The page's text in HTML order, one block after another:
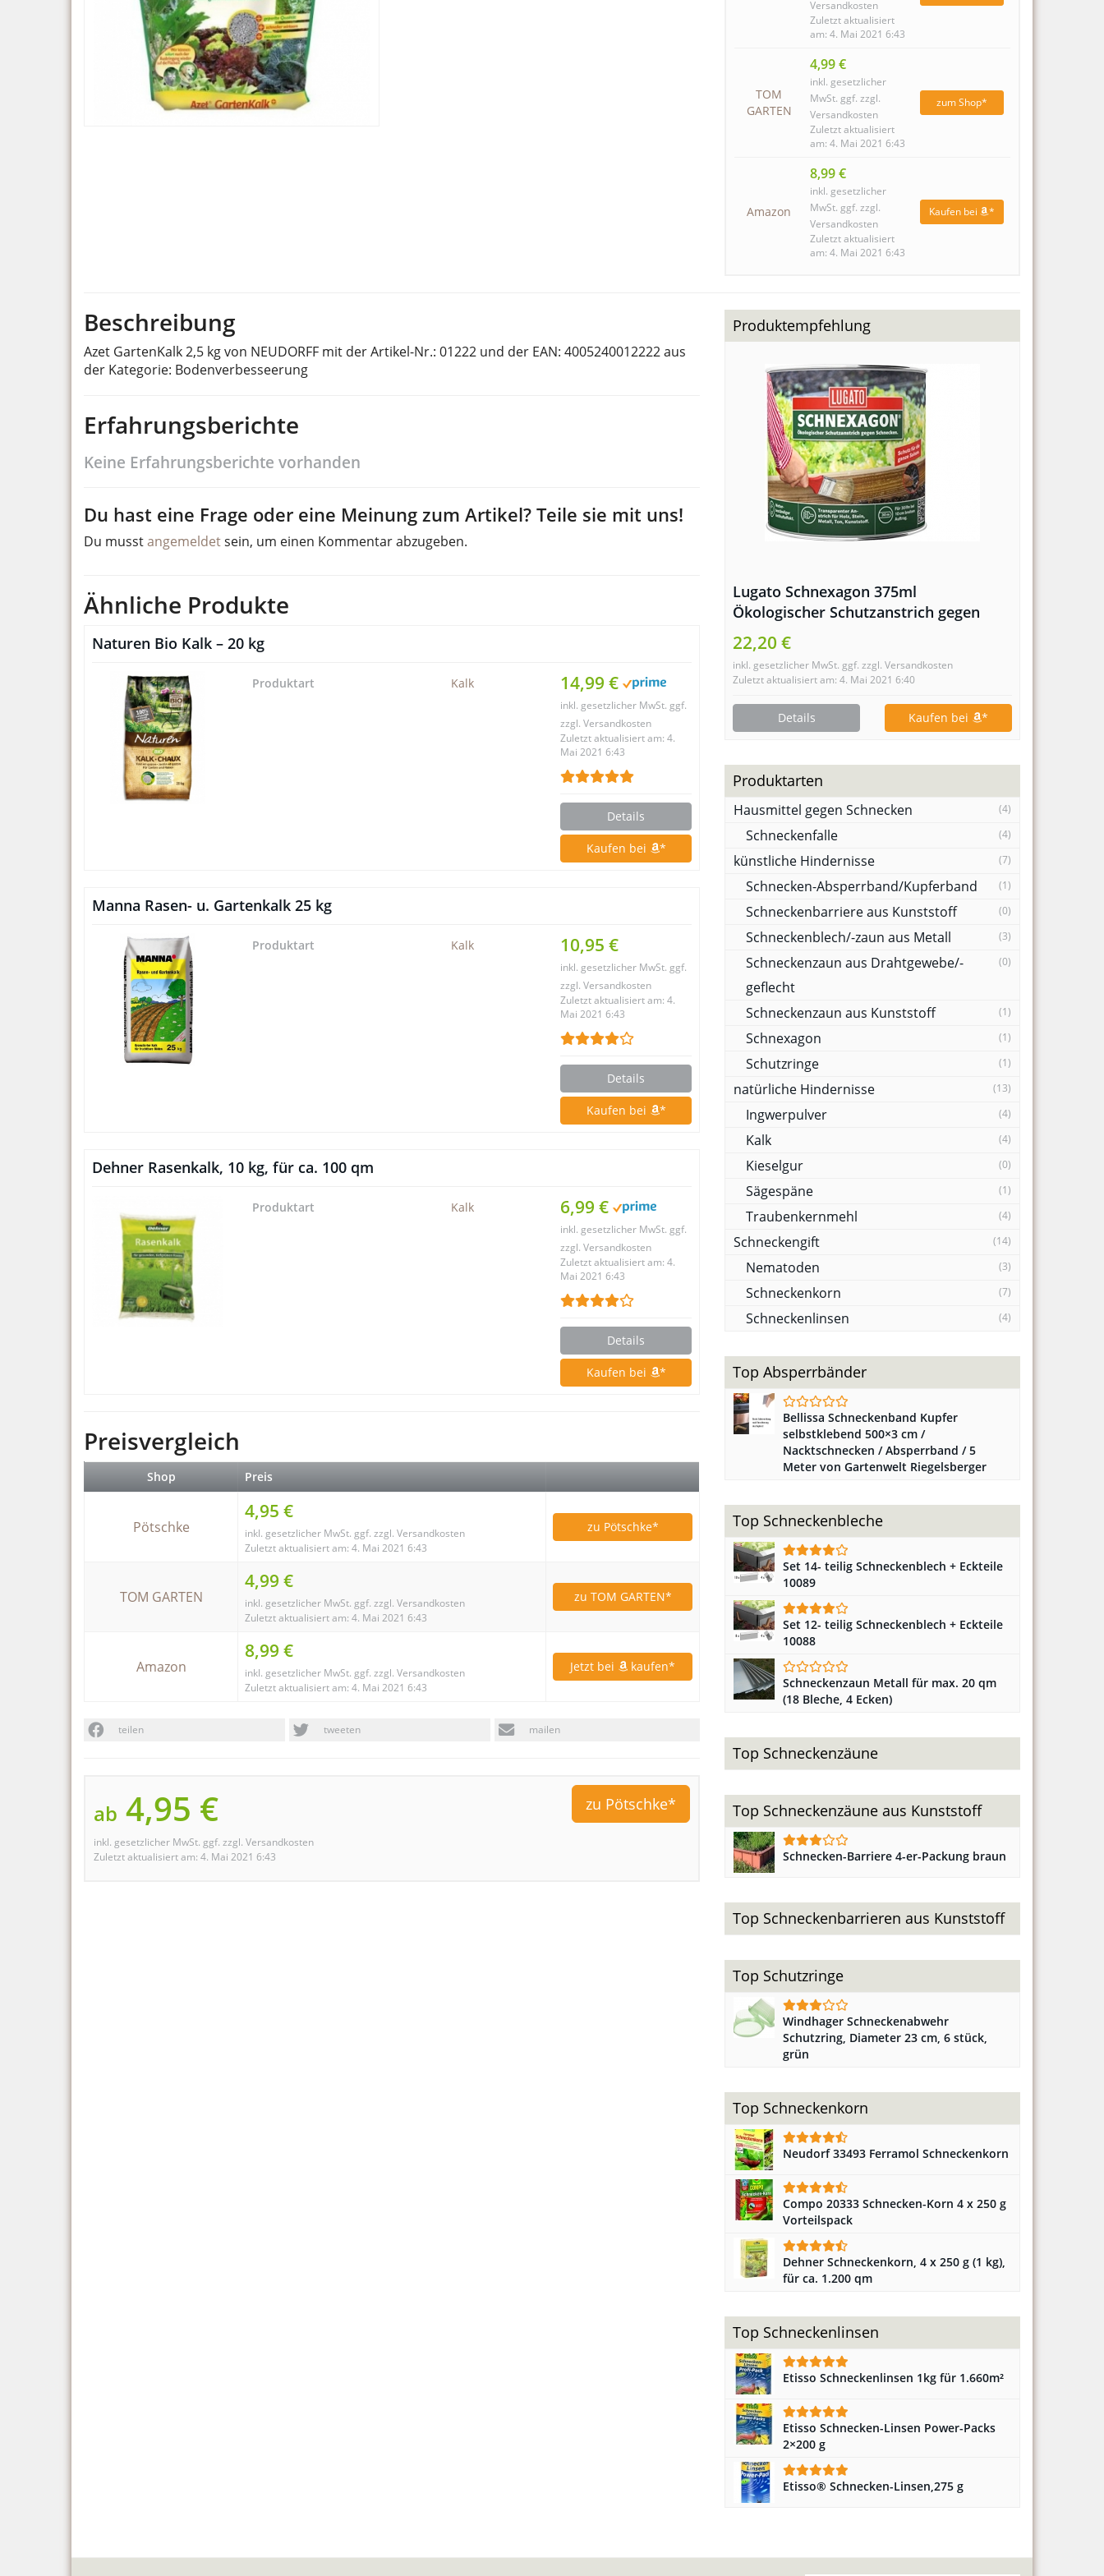
Versandkosten
Zuletzt aktualisiert
am: 4. Mai 2021 6:43
TOM
GARTEN
4,99 €
inkl. gesetzlicher
MwSt. ggf. zzgl.
Versandkosten
Zuletzt aktualisiert
am: 4. Mai 2021 6:43
zum Shop*
Amazon
8,99 €
inkl. gesetzlicher
MwSt. ggf. zzgl.
Versandkosten
Zuletzt aktualisiert
am: 4. Mai 2021 6:43
Kaufen bei *
Beschreibung
Azet GartenKalk 2,5 kg von NEUDORFF mit der Artikel-Nr.: 01222 und der EAN: 4005240012222 aus
der Kategorie: Bodenverbesseerung
Erfahrungsberichte
Keine Erfahrungsberichte vorhanden
Du hast eine Frage oder eine Meinung zum Artikel? Teile sie mit uns!
Du musstangemeldetsein, um einen Kommentar abzugeben.
Ähnliche Produkte
Naturen Bio Kalk – 20 kg
14,99 €
inkl. gesetzlicher MwSt. ggf.
zzgl. Versandkosten
Zuletzt aktualisiert am: 4.
Mai 2021 6:43
Details
Kaufen bei *
Produktart Kalk
Manna Rasen- u. Gartenkalk 25 kg
10,95 €
inkl. gesetzlicher MwSt. ggf.
zzgl. Versandkosten
Zuletzt aktualisiert am: 4.
Mai 2021 6:43
Details
Kaufen bei *
Produktart Kalk
Dehner Rasenkalk, 10 kg, für ca. 100 qm
6,99 €
inkl. gesetzlicher MwSt. ggf.
zzgl. Versandkosten
Zuletzt aktualisiert am: 4.
Mai 2021 6:43
Details
Kaufen bei *
Produktart Kalk
Preisvergleich
Shop Preis
Pötschke
4,95 €
inkl. gesetzlicher MwSt. ggf. zzgl. Versandkosten
Zuletzt aktualisiert am: 4. Mai 2021 6:43
zu Pötschke*
TOM GARTEN
4,99 €
inkl. gesetzlicher MwSt. ggf. zzgl. Versandkosten
Zuletzt aktualisiert am: 4. Mai 2021 6:43
zu TOM GARTEN*
Amazon
8,99 €
inkl. gesetzlicher MwSt. ggf. zzgl. Versandkosten
Zuletzt aktualisiert am: 4. Mai 2021 6:43
Jetzt bei kaufen*
teilen tweeten mailen
ab 4,95 €
inkl. gesetzlicher MwSt. ggf. zzgl. Versandkosten
Zuletzt aktualisiert am: 4. Mai 2021 6:43
zu Pötschke*
Produktempfehlung
Lugato Schnexagon 375ml
Ökologischer Schutzanstrich gegen
Schnecken
22,20 €
inkl. gesetzlicher MwSt. ggf. zzgl. Versandkosten
Zuletzt aktualisiert am: 4. Mai 2021 6:40
Details Kaufen bei *
Produktarten
Hausmittel gegen Schnecken (4)
Schneckenfalle (4)
künstliche Hindernisse (7)
Schnecken-Absperrband/Kupferband (1)
Schneckenbarriere aus Kunststoff (0)
Schneckenblech/-zaun aus Metall (3)
Schneckenzaun aus Drahtgewebe/-
geflecht
(0)
Schneckenzaun aus Kunststoff (1)
Schnexagon (1)
Schutzringe (1)
natürliche Hindernisse (13)
Ingwerpulver (4)
Kalk (4)
Kieselgur (0)
Sägespäne (1)
Traubenkernmehl (4)
Schneckengift (14)
Nematoden (3)
Schneckenkorn (7)
Schneckenlinsen (4)
Top Absperrbänder
Bellissa Schneckenband Kupfer
selbstklebend 500×3 cm /
Nacktschnecken / Absperrband / 5
Meter von Gartenwelt Riegelsberger
Top Schneckenbleche
Set 14- teilig Schneckenblech + Eckteile
10089
Set 12- teilig Schneckenblech + Eckteile
10088
Schneckenzaun Metall für max. 20 qm
(18 Bleche, 4 Ecken)
Top Schneckenzäune
Top Schneckenzäune aus Kunststoff
Schnecken-Barriere 4-er-Packung braun
Top Schneckenbarrieren aus Kunststoff
Top Schutzringe
Windhager Schneckenabwehr
Schutzring, Diameter 23 cm, 6 stück,
grün
Top Schneckenkorn
Neudorf 33493 Ferramol Schneckenkorn
Compo 20333 Schnecken-Korn 4 x 250 g
Vorteilspack
Dehner Schneckenkorn, 4 x 250 g (1 kg),
für ca. 1.200 qm
Top Schneckenlinsen
Etisso Schneckenlinsen 1kg für 1.660m²
Etisso Schnecken-Linsen Power-Packs
2×200 g
Etisso® Schnecken-Linsen,275 g